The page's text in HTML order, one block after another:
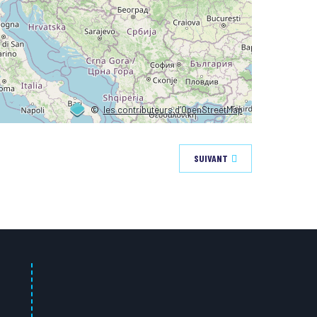
©les contributeurs d’OpenStreetMap
SUIVANT